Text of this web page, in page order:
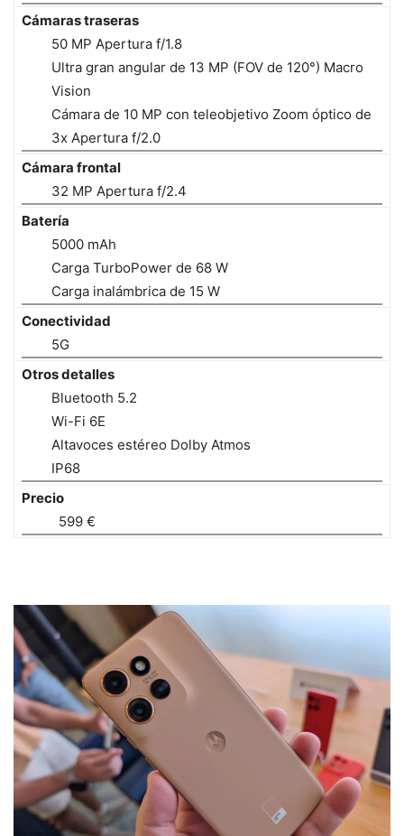
Cámaras traseras
50 MP Apertura f/1.8
Ultra gran angular de 13 MP (FOV de 120°) Macro
Vision
Cámara de 10 MP con teleobjetivo Zoom óptico de
3x Apertura f/2.0
Cámara frontal
32 MP Apertura f/2.4
Batería
5000 mAh
Carga TurboPower de 68 W
Carga inalámbrica de 15 W
Conectividad
5G
Otros detalles
Bluetooth 5.2
Wi-Fi 6E
Altavoces estéreo Dolby Atmos
IP68
Precio
599 €